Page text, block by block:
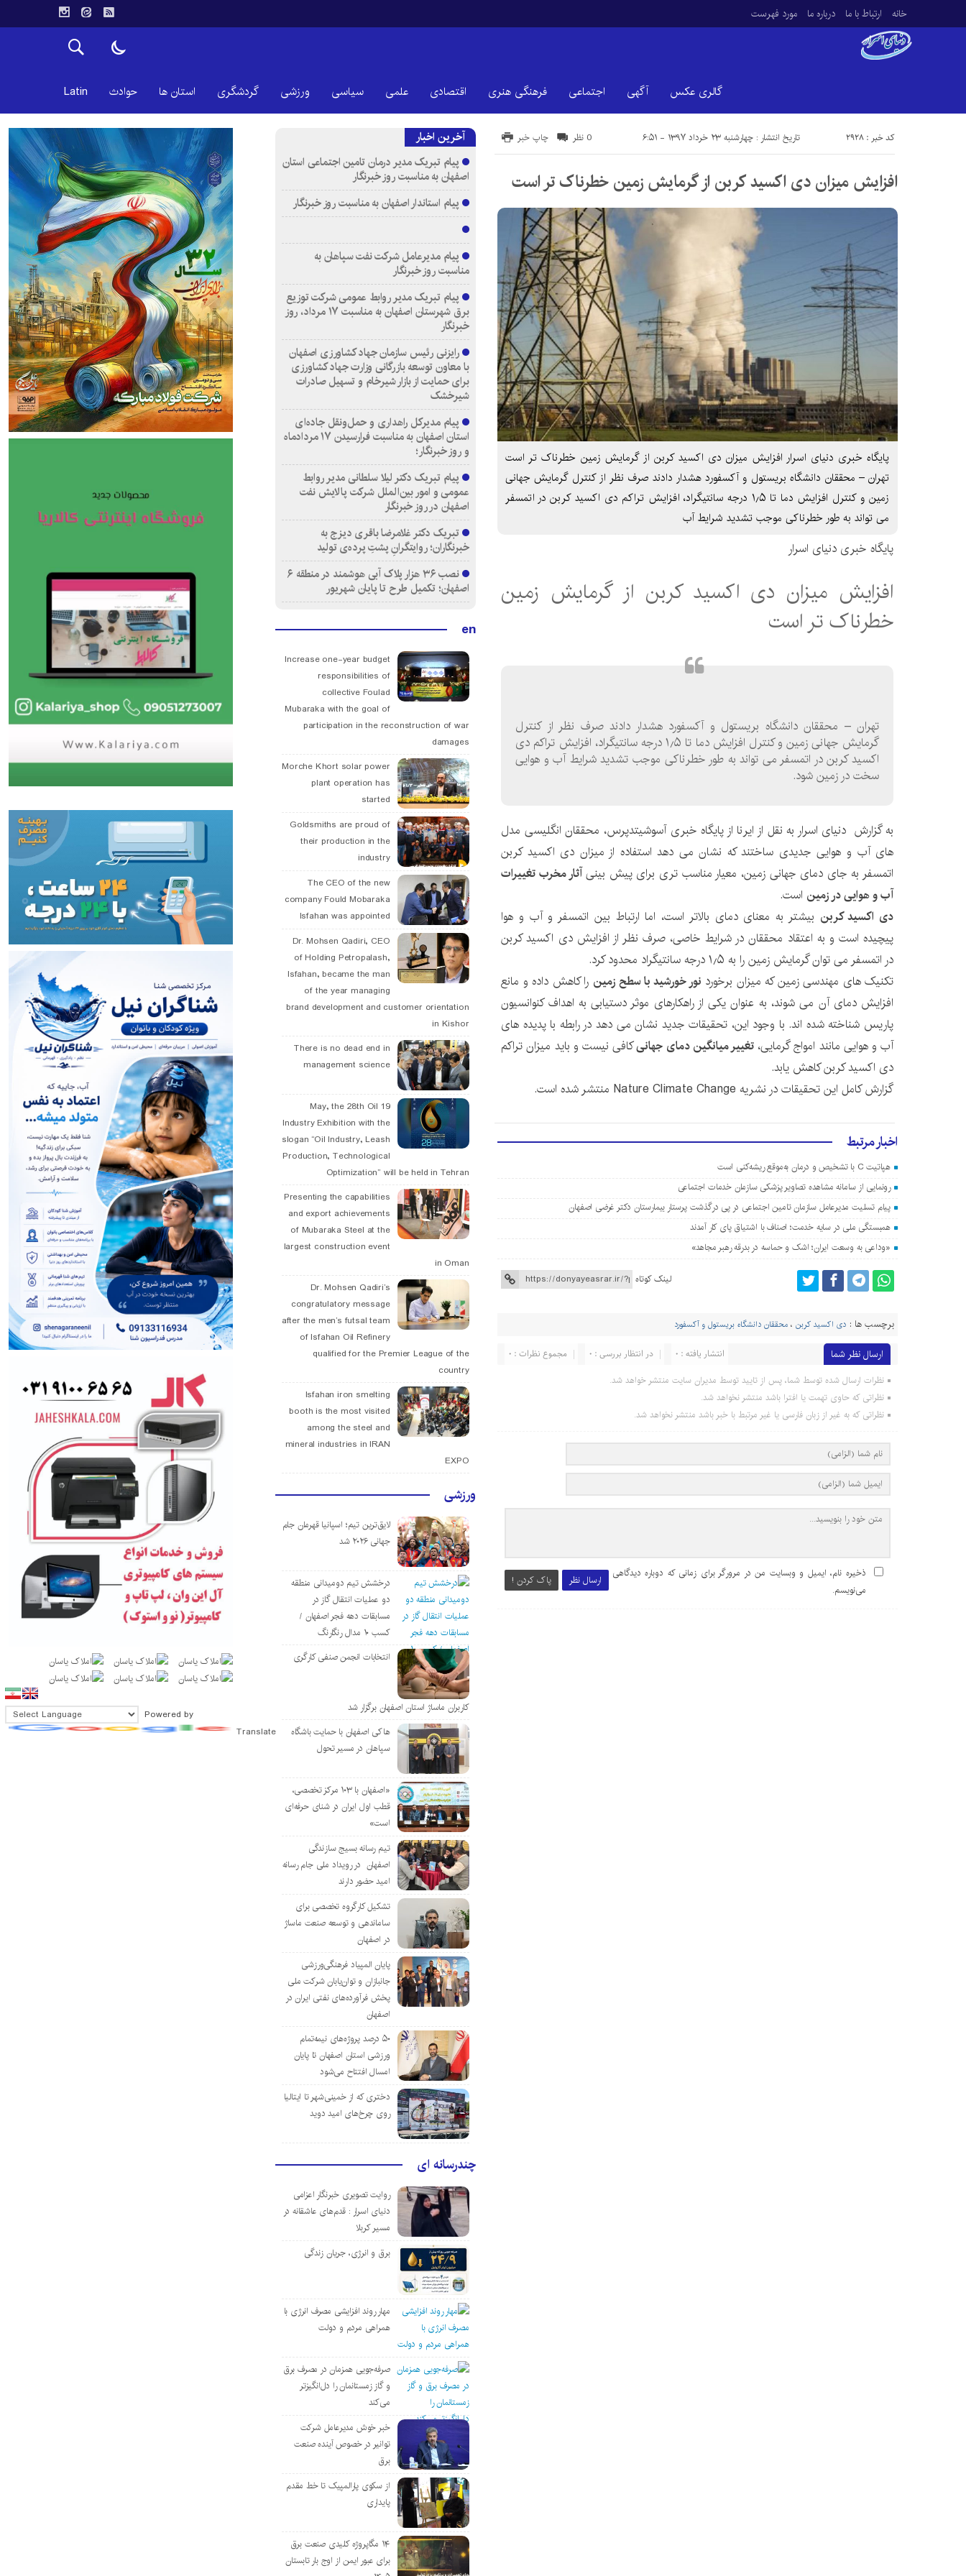
خانه ارتباط با ما درباره ما مورد فهرست
گالری عکس آگهی اجتماعی فرهنگی هنری اقتصادی علمی سیاسی ورزشی گردشگری استان ها حوادث Latin
تاریخ انتشار : چهارشنبه ۲۳ خرداد ۱۳۹۷ - ۶:۵۱ کد خبر : 2928 چاپ خبر 0 نظر
افزایش میزان دی اکسید کربن از گرمایش زمین خطرناک تر است
پایگاه خبری دنیای اسرار افزایش میزان دی اکسید کربن از گرمایش زمین خطرناک تر است
تهران – محققان دانشگاه بریستول و آکسفورد هشدار دادند صرف نظر از کنترل گرمایش جهانی
زمین و کنترل افزایش دما تا ۱٫۵ درجه سانتیگراد، افزایش تراکم دی اکسید کربن در اتمسفر
می تواند به طور خطرناکی موجب تشدید شرایط آب
پایگاه خبری دنیای اسرار
افزایش میزان دی اکسید کربن از گرمایش زمین
خطرناک تر است
تهران – محققان دانشگاه بریستول و آکسفورد هشدار دادند صرف نظر از کنترل
گرمایش جهانی زمین و کنترل افزایش دما تا ۱٫۵ درجه سانتیگراد، افزایش تراکم دی
اکسید کربن در اتمسفر می تواند به طور خطرناکی موجب تشدید شرایط آب و هوایی
سخت در زمین شود.
به گزارش دنیای اسرار به نقل از ایرنا از پایگاه خبری آسوشیتدپرس، محققان انگلیسی مدل
های آب و هوایی جدیدی ساختند که نشان می دهد استفاده از میزان دی اکسید کربن
اتمسفر به جای دمای جهانی زمین، معیار مناسب تری برای پیش بینیآثار مخرب تغییرات
آب و هوایی در زمین است.
دی اکسید کربن بیشتر به معنای دمای بالاتر است، اما ارتباط بین اتمسفر و آب و هوا
پیچیده است و به اعتقاد محققان در شرایط خاصی، صرف نظر از افزایش دی اکسید کربن
در اتمسفر می توان گرمایش زمین را به ۱٫۵ درجه سانتیگراد محدود کرد.
تکنیک های مهندسی زمین که میزان برخورد نور خورشید با سطح زمین را کاهش داده و مانع
افزایش دمای آن می شوند، به عنوان یکی از راهکارهای موثر دستیابی به اهداف کنوانسیون
پاریس شناخته شده اند. با وجود این، تحقیقات جدید نشان می دهد در رابطه با پدیده های
آب و هوایی مانند امواج گرمایی،تغییر میانگین دمای جهانیکافی نیست و باید میزان تراکم
دی اکسید کربن کاهش یابد.
گزارش کامل این تحقیقات در نشریه Nature Climate Change منتشر شده است.
اخبار مرتبط
هپاتیت C با تشخیص و درمان به‌موقع ریشه‌کنی است
رونمایی از سامانه مشاهده تصاویر پزشکی سازمان خدمات اجتماعی
پیام تسلیت مدیرعامل سازمان تامین اجتماعی در پی درگذشت پرستار بیمارستان دکتر غرضی اصفهان
همبستگی ملی در سایه خدمت؛ اصناف با اشتیاق پای کار آمدند
«وداعی به وسعت ایران؛ اشک و حماسه در بدرقه رهبر مجاهد»
لینک کوتاه
برچسب ها : دی اکسید کربن ،محققان دانشگاه بریستول و آکسفورد
ارسال نظر شما مجموع نظرات : 0 در انتظار بررسی : 0 انتشار یافته : 0
نظرات ارسال شده توسط شما، پس از تایید توسط مدیران سایت منتشر خواهد شد.
نظراتی که حاوی تهمت یا افترا باشد منتشر نخواهد شد.
نظراتی که به غیر از زبان فارسی یا غیر مرتبط با خبر باشد منتشر نخواهد شد.
ارسال نظر پاک کردن !
ذخیره نام، ایمیل و وبسایت من در مرورگر برای زمانی که دوباره دیدگاهی
می‌نویسم.
آخرین اخبار
پیام تبریک مدیر درمان تامین اجتماعی استان
اصفهان به مناسبت روز خبرنگار
پیام استاندار اصفهان به مناسبت روز خبرنگار
پیام مدیرعامل شرکت نفت سپاهان به
مناسبت روز خبرنگار
پیام تبریک مدیر روابط عمومی شرکت توزیع
برق شهرستان اصفهان به مناسبت ۱۷ مرداد، روز
خبرنگار
رایزنی رئیس سازمان جهاد کشاورزی اصفهان
با معاون توسعه بازرگانی وزارت جهاد کشاورزی
برای حمایت از بازار شیرخام و تسهیل صادرات
شیرخشک
پیام مدیرکل راهداری و حمل‌ونقل جاده‌ای
استان اصفهان به مناسبت فرارسیدن ۱۷ مردادماه
و روز خبرنگار؛
پیام تبریک دکتر لیلا سلطانی مدیر روابط
عمومی و امور بین‌الملل شرکت پالایش نفت
اصفهان در روز خبرنگار
تبریک دکتر غلامرضا باقری دیزج به
خبرنگاران؛ روایتگرانِ پشتِ پرده‌ی تولید
نصب ۳۶ هزار پلاک آبی هوشمند در منطقه ۶
اصفهان؛ تکمیل طرح تا پایان شهریور
en
Increase one-year budget
responsibilities of
collective Foulad
Mubaraka with the goal of
participation in the reconstruction of war
damages
Morche Khort solar power
plant operation has
started
Goldsmiths are proud of
their production in the
industry
The CEO of the new
company Fould Mobaraka
Isfahan was appointed
Dr. Mohsen Qadiri, CEO
of Holding Petropalash,
Isfahan, became the man
of the year managing
brand development and customer orientation
in Kishor
There is no dead end in
management science
19 May, the 28th Oil
Industry Exhibition with the
slogan “Oil Industry, Leash
Production, Technological
Optimization” will be held in Tehran
Presenting the capabilities
and export achievements
of Mubaraka Steel at the
largest construction event
in Oman
Dr. Mohsen Qadiri’s
congratulatory message
after the men’s futsal team
of Isfahan Oil Refinery
qualified for the Premier League of the
country
Isfahan iron smelting
booth is the most visited
among the steel and
mineral industries in IRAN
EXPO
ورزشی
لایق‌ترین تیم؛ اسپانیا قهرمان جام
جهانی ۲۰۲۶ شد
درخشش تیم دومیدانی منطقه
دو عملیات انتقال گاز در
مسابقات دهه فجر اصفهان /
کسب ۱۰ مدال رنگارنگ
انتخابات انجمن صنفی کارگری
کاربران ماساژ استان اصفهان برگزار شد
هاکی اصفهان با حمایت باشگاه
سپاهان در مسیر تحول
«اصفهان با ۱۰۳ مرکز تخصصی،
قطب اول ایران در شنای حرفه‌ای
است»
تیم رسانه بسیج سازندگی
اصفهان در رویداد ملی جام رسانه
امید حضور دارند
تشکیل کارگروه تخصصی برای
ساماندهی و توسعه صنعت ماساژ
در اصفهان
پایان المپیاد فرهنگی‌ورزشی
جانبازان و توان‌یابان شرکت ملی
پخش فرآورده‌های نفتی ایران در
اصفهان
۵۰ درصد پروژه‌های نیمه‌تمام
ورزشی استان اصفهان تا پایان
امسال افتتاح می‌شود
دختری که از خمینی‌شهر تا ایتالیا
روی چرخ‌های امید دوید
چندرسانه ای
روایت تصویری خبرنگار اعزامی
دنیای اسرار : قدم‌های عاشقانه در
مسیر کربلا
برق و انرژی، جریان زندگی
مهار روند افزایشی مصرف انرژی با
همراهی مردم و دولت
صرفه‌جویی همزمان در مصرف برق
و گاز زمستانمان را دل‌انگیزتر
می‌کند
خبر خوش مدیرعامل شرکت
توانیر در خصوص آینده صنعت
برق
از سکوی پارالمپیک تا خط مقدم
پایداری
۱۴ مگاپروژه‌ کلیدی صنعت برق
برای عبور ایمن از اوج بار تابستان
Powered by
Translate